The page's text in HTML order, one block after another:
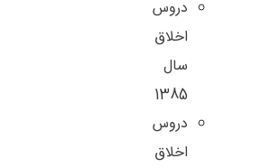
دروس
اخلاق
سال
1385
دروس
اخلاق